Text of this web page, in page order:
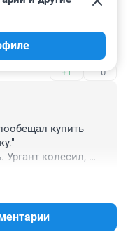
не интересны.
+1 –0
купить
колесил,